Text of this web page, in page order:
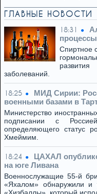
ГЛАВНЫЕ НОВОСТИ
18:31
Спиртное
заболеваний.
18:25
МИД Сирии:
военными базами в
Министерство
подписании с
определяющего статус
Хмеймим.
18:24
ЦАХАЛ
на юге Ливана
Военнослужащие 55-й
«Яхалом» обнаружили и